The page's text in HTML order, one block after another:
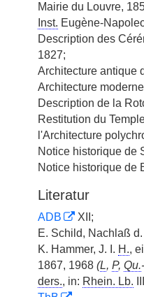
Mairie du Louvre,
Inst. Eugène-
Description des
1827;
Architecture antique
Architecture
Description de la
Restitution du
l'Architecture
Notice historique de
Notice historique de
Literatur
ADB
XII;
E. Schild, Nachlaß
K. Hammer, J. I. H.,
1867, 1968 (L, P, Qu.-
ders., in: Rhein. Lb.